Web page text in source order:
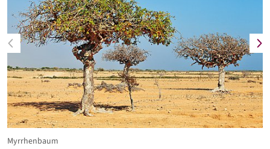
Myrrhenbaum